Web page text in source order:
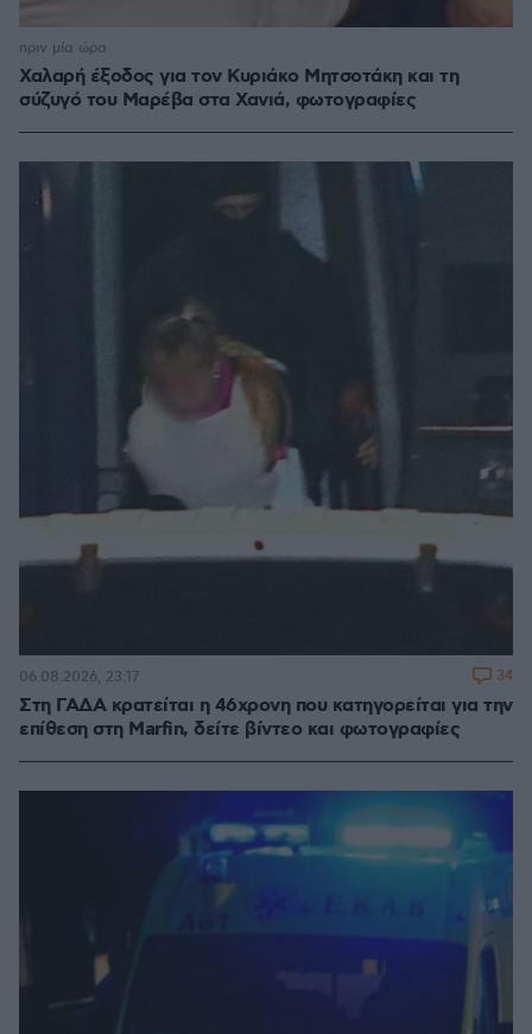
Χαλαρή έξοδος για τον Κυριάκο Μητσοτάκη και τη
σύζυγό του Μαρέβα στα Χανιά, φωτογραφίες
πριν μία ώρα
Στη ΓΑΔΑ κρατείται η 46χρονη που κατηγορείται για την
επίθεση στη Marfin, δείτε βίντεο και φωτογραφίες
06.08.2026, 23:17 34